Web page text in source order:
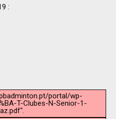
:
portal/wp-
T-Clubes-N-Senior-1-